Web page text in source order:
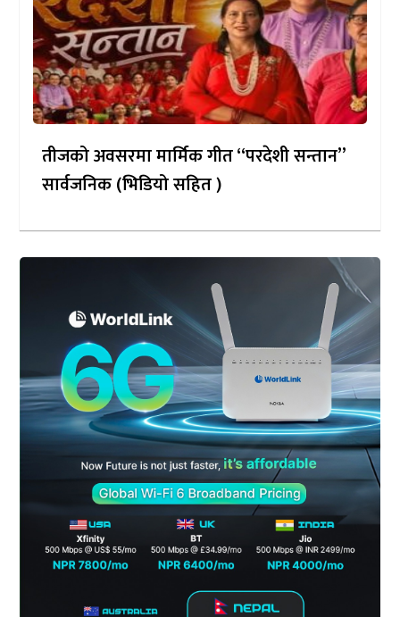
तीजको अवसरमा मार्मिक गीत “परदेशी सन्तान”
सार्वजनिक (भिडियो सहित )